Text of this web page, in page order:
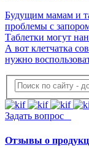
Будущим мамам и
проблемы с
Таблетки могут
А вот клетчатка
нужно
Задать вопрос
Отзывы о